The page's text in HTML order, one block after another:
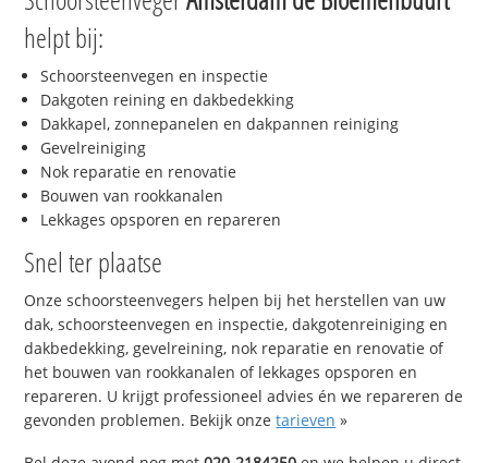
helpt bij:
Schoorsteenvegen en inspectie
Dakgoten reining en dakbedekking
Dakkapel, zonnepanelen en dakpannen reiniging
Gevelreiniging
Nok reparatie en renovatie
Bouwen van rookkanalen
Lekkages opsporen en repareren
Snel ter plaatse
Onze schoorsteenvegers helpen bij het herstellen van uw
dak, schoorsteenvegen en inspectie, dakgotenreiniging en
dakbedekking, gevelreining, nok reparatie en renovatie of
het bouwen van rookkanalen of lekkages opsporen en
repareren. U krijgt professioneel advies én we repareren de
gevonden problemen. Bekijk onzetarieven »